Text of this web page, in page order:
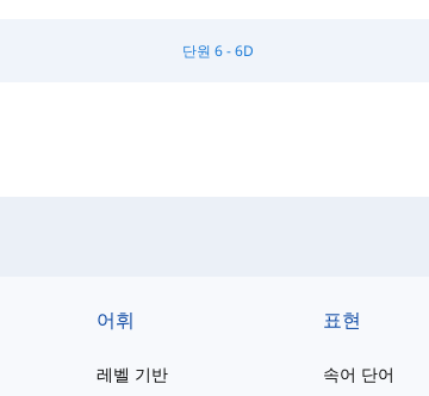
단원 6 - 6D
어휘
레벨 기반
표현
속어 단어